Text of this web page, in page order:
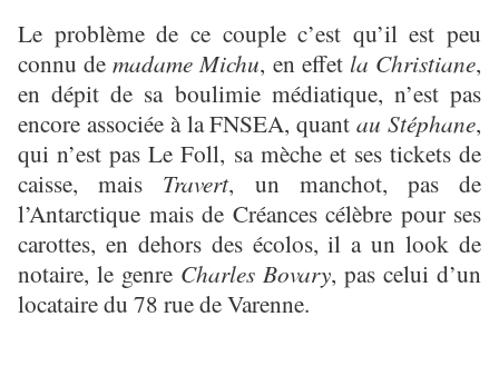
Le problème de ce couple c’est qu’il est peu
connu demadame Michu, en effet la Christiane,
en dépit de sa boulimie médiatique, n’est pas
encore associée à la FNSEA, quantau Stéphane,
qui n’est pas Le Foll, sa mèche et ses tickets de
caisse, mais Travert, un manchot, pas de
l’Antarctique mais de Créances célèbre pour ses
carottes, en dehors des écolos, il a un look de
notaire, le genre Charles Bovary, pas celui d’un
locataire du 78 rue de Varenne.